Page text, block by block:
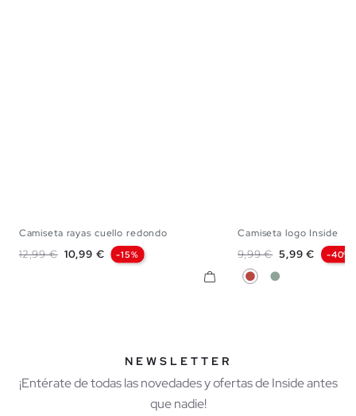
Camiseta rayas cuello redondo
Precio base
12,99 € Precio
10,99 € -15%
S
Camiseta logo Inside
Precio base
9,99 € Precio
5,99 € -40%
Teja Verde Grisáceo
NEWSLETTER
¡Entérate de todas las novedades y ofertas de Inside antes
que nadie!